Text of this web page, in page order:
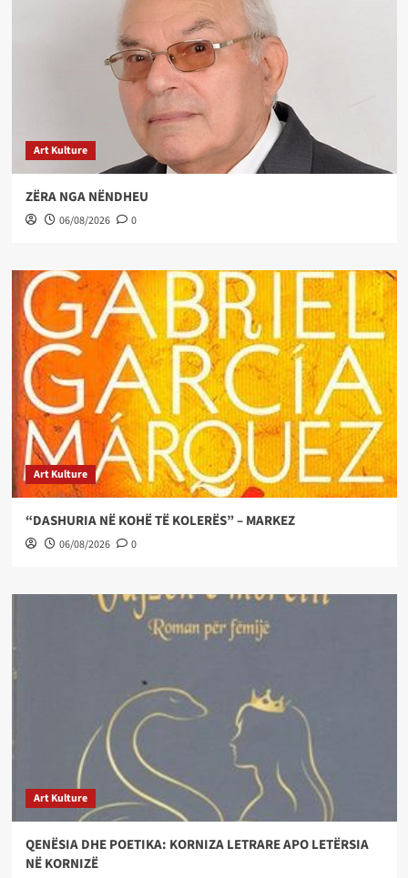
Art Kulture
ZËRA NGA NËNDHEU
06/08/2026 0
Art Kulture
“DASHURIA NË KOHË TË KOLERËS” – MARKEZ
06/08/2026 0
Art Kulture
QENËSIA DHE POETIKA: KORNIZA LETRARE APO LETËRSIA
NË KORNIZË